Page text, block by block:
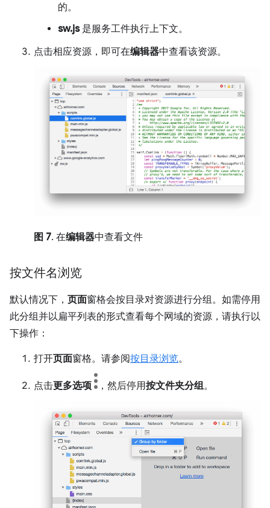
的。
sw.js是服务工件执行上下文。
点击相应资源，即可在编辑器中查看该资源。
图 7. 在编辑器中查看文件
按文件名浏览
默认情况下， 页面窗格会按目录对资源进行分组。如需停用
此分组并以扁平列表的形式查看每个网域的资源，请执行以
下操作：
打开页面窗格。请参阅按目录浏览。
点击更多选项 ，然后停用按文件夹分组。